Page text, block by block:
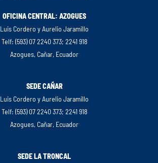
OFICINA CENTRAL: AZOGUES
Luis Cordero y Aurelio Jaramillo
Telf: (593) 07 2240 373; 2241 918
Azogues, Cañar, Ecuador
SEDE CAÑAR
Luis Cordero y Aurelio Jaramillo
Telf: (593) 07 2240 373; 2241 918
Azogues, Cañar, Ecuador
SEDE LA TRONCAL